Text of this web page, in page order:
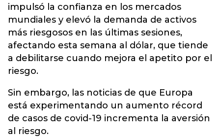
impulsó la confianza en los mercados
mundiales y elevó la demanda de activos
más riesgosos en las últimas sesiones,
afectando esta semana al dólar, que tiende
a debilitarse cuando mejora el apetito por el
riesgo.
Sin embargo, las noticias de que Europa
está experimentando un aumento récord
de casos de covid-19 incrementa la aversión
al riesgo.